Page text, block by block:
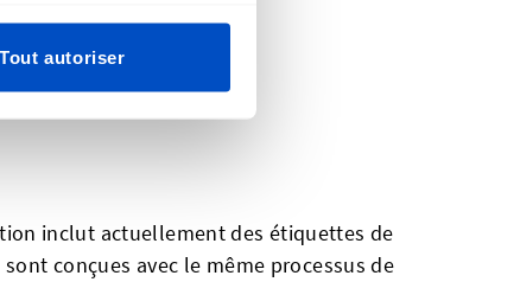
Tout autoriser
inclut actuellement des étiquettes de
conçues avec le même processus de